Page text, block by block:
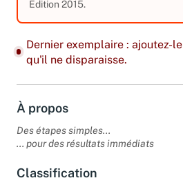
Edition 2015.
Dernier exemplaire : ajoutez-
qu'il ne disparaisse.
À propos
Des étapes simples...
... pour des résultats immédiats
Classification